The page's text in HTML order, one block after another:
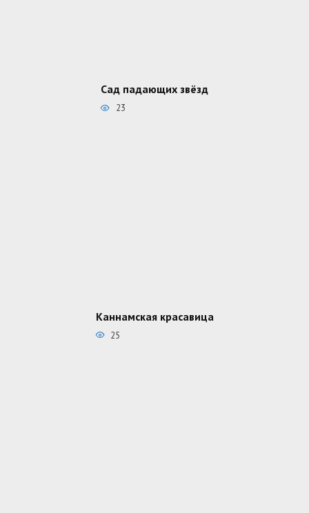
Сад падающих звёзд
23
Каннамская красавица
25